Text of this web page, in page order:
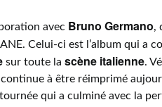
avec Bruno Germano,
Celui-ci est l’album qui a
sur toute la scène italienne.
à être réimprimé
qui a culminé avec la